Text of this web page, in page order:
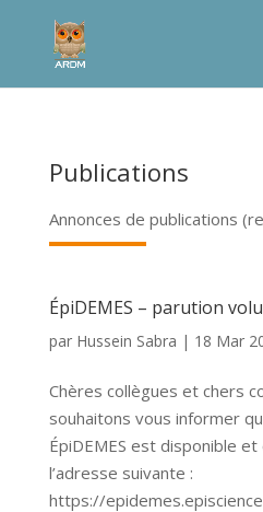
Publications
Annonces de publications
ÉpiDEMES – parution
par Hussein Sabra | 18 Mar
Chères collègues et chers
souhaitons vous informer
ÉpiDEMES est disponible
l’adresse suivante :
https://